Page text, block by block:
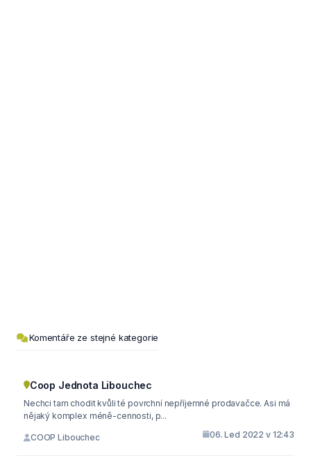
Komentáře ze stejné kategorie
Coop Jednota Libouchec
Nechci tam chodit kvůli té povrchní nepříjemné prodavačce. Asi má
nějaký komplex méně-cennosti, p...
COOP Libouchec 06. Led 2022 v 12:43